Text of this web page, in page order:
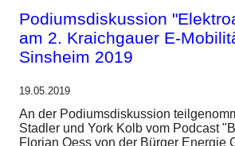
Podiumsdiskussion
am 2. Kraichgauer E-
Sinsheim 2019
19.05.2019
An der Podiumsdiskussion
Stadler und York Kolb vom Podcast
Florian Oess von der Bürger Energie